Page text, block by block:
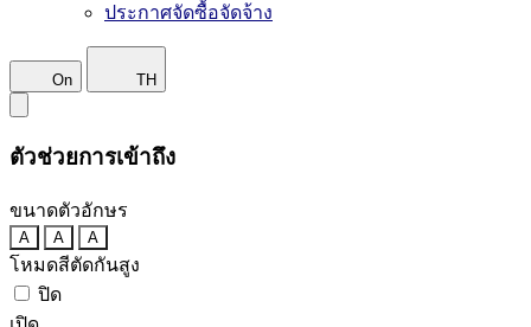
ประกาศจัดซื้อจัดจ้าง
On TH
ตัวช่วยการเข้าถึง
ขนาดตัวอักษร
A A A
โหมดสีตัดกันสูง
ปิด